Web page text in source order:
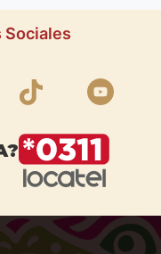
Sociales